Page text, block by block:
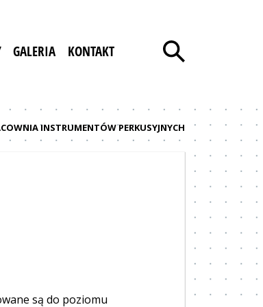
GALERIA KONTAKT
INSTRUMENTÓW PERKUSYJNYCH
są do poziomu